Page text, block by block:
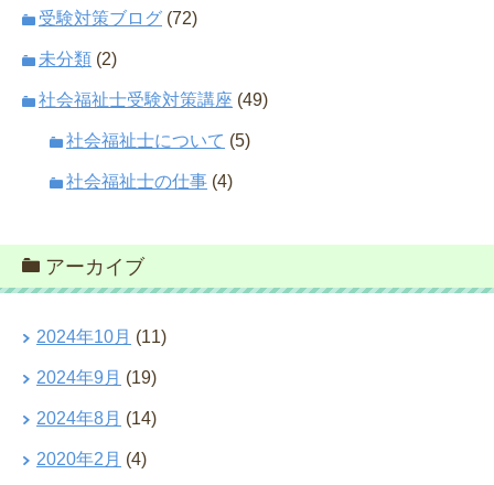
受験対策ブログ (72)
未分類 (2)
社会福祉士受験対策講座 (49)
社会福祉士について (5)
社会福祉士の仕事 (4)
アーカイブ
2024年10月 (11)
2024年9月 (19)
2024年8月 (14)
2020年2月 (4)